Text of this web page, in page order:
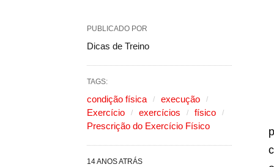
PUBLICADO POR
Dicas de Treino
TAGS:
condição física
execução
Exercício
exercícios
físico
Prescrição do Exercício Físico
14 ANOS ATRÁS